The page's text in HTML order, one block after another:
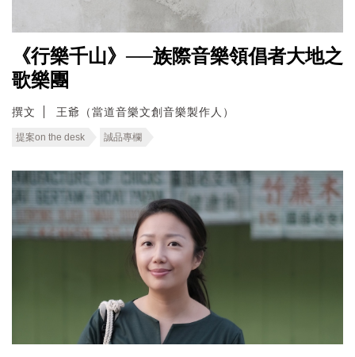
《行樂千山》──族際音樂領倡者大地之
歌樂團
撰文 王爺（當道音樂文創音樂製作人）
提案on the desk 誠品專欄